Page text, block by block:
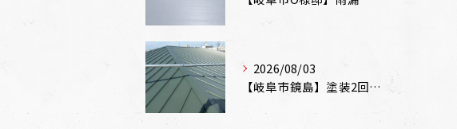
2026/08/03
【岐阜市鏡島】塗装2回のカラーベスト屋根をカバー工法でガルバリウム鋼板に改修！